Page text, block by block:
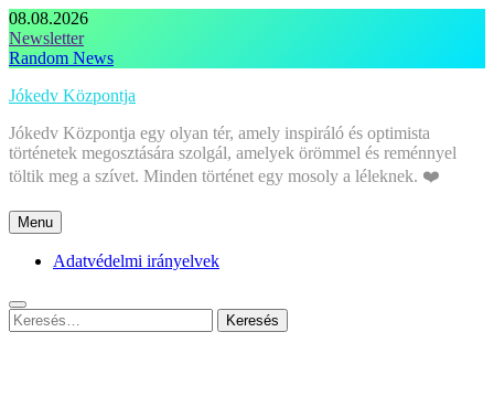
Skip
to
content
08.08.2026
Newsletter
Random News
Jókedv Központja
Jókedv Központja egy olyan tér, amely inspiráló és optimista
történetek megosztására szolgál, amelyek örömmel és reménnyel
töltik meg a szívet. Minden történet egy mosoly a léleknek. ❤️
Menu
Adatvédelmi irányelvek
Keresés: